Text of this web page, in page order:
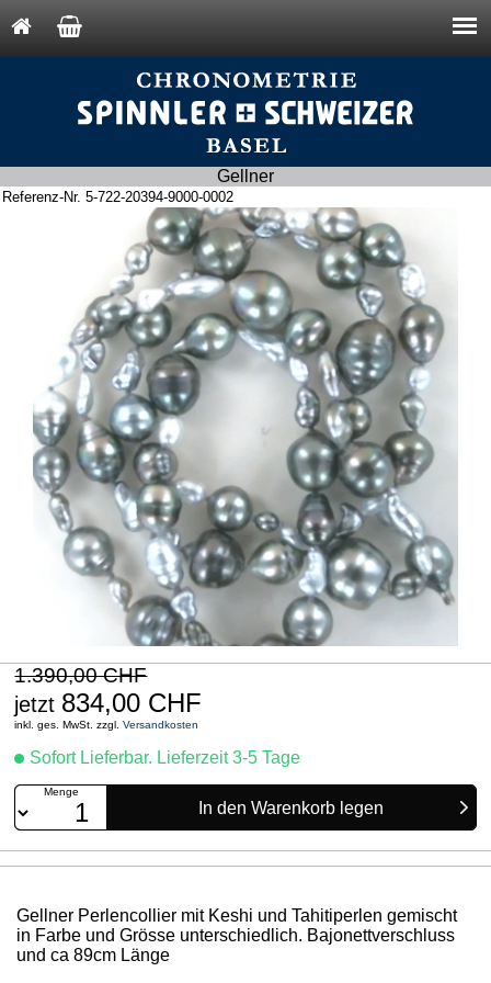
Gellner
Referenz-Nr. 5-722-20394-9000-0002
1.390,00 CHF
jetzt 834,00 CHF
inkl. ges. MwSt. zzgl.Versandkosten
Sofort Lieferbar. Lieferzeit 3-5 Tage
Menge
Gellner Perlencollier mit Keshi und Tahitiperlen gemischt
in Farbe und Grösse unterschiedlich. Bajonettverschluss
und ca 89cm Länge